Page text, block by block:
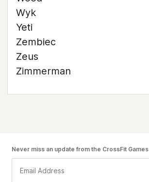
Wyk
Yeti
Zembiec
Zeus
Zimmerman
Never miss an update from the CrossFit Games